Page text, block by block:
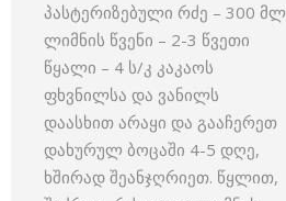
პასტერიზებული რძე – 300 მლ
ლიმნის წვენი – 2-3 წვეთი
წყალი – 4 ს/კ კაკაოს
ფხვნილსა და ვანილს
დაასხით არაყი და გააჩერეთ
დახურულ ბოცაში 4-5 დღე,
ხშირად შეანჯღრიეთ. წყლით,